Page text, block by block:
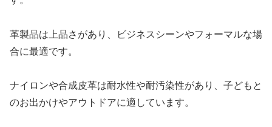
革製品は上品さがあり、ビジネスシーンやフォーマルな場
合に最適です。
ナイロンや合成皮革は耐水性や耐汚染性があり、子どもと
のお出かけやアウトドアに適しています。